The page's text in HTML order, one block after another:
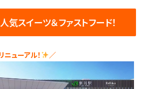
気スイーツ＆ファストフード！
ューアル！ ／